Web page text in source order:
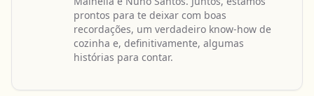
prontos para te deixar com boas
recordações, um verdadeiro know-how de
cozinha e, definitivamente, algumas
histórias para contar.